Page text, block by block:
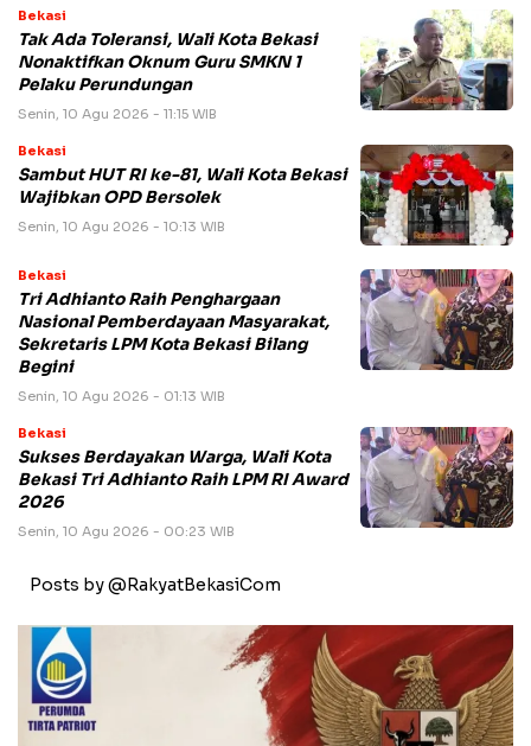
Bekasi
Tak Ada Toleransi, Wali Kota Bekasi
Nonaktifkan Oknum Guru SMKN 1
Pelaku Perundungan
Senin, 10 Agu 2026 - 11:15 WIB
Bekasi
Sambut HUT RI ke-81, Wali Kota Bekasi
Wajibkan OPD Bersolek
Senin, 10 Agu 2026 - 10:13 WIB
Bekasi
Tri Adhianto Raih Penghargaan
Nasional Pemberdayaan Masyarakat,
Sekretaris LPM Kota Bekasi Bilang
Begini
Senin, 10 Agu 2026 - 01:13 WIB
Bekasi
Sukses Berdayakan Warga, Wali Kota
Bekasi Tri Adhianto Raih LPM RI Award
2026
Senin, 10 Agu 2026 - 00:23 WIB
Posts by @RakyatBekasiCom